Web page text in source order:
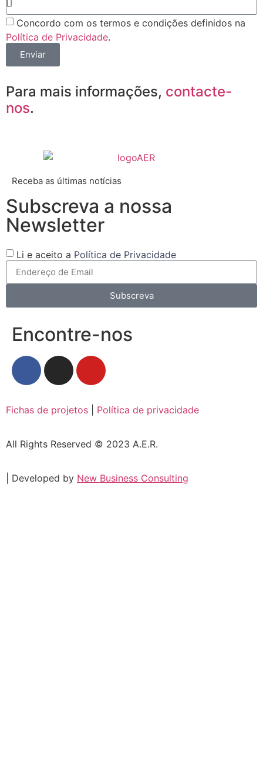
Concordo com os termos e condições definidos na
Política de Privacidade.
Enviar
Para mais informações, contacte-
nos.
Receba as últimas notícias
Subscreva a nossa
Newsletter
Li e aceito a Política de Privacidade
Subscreva
Encontre-nos
Fichas de projetos Política de privacidade
All Rights Reserved © 2023 A.E.R.
| Developed by New Business Consulting